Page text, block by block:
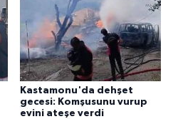
Kastamonu'da dehşet
gecesi: Komşusunu vurup
evini ateşe verdi